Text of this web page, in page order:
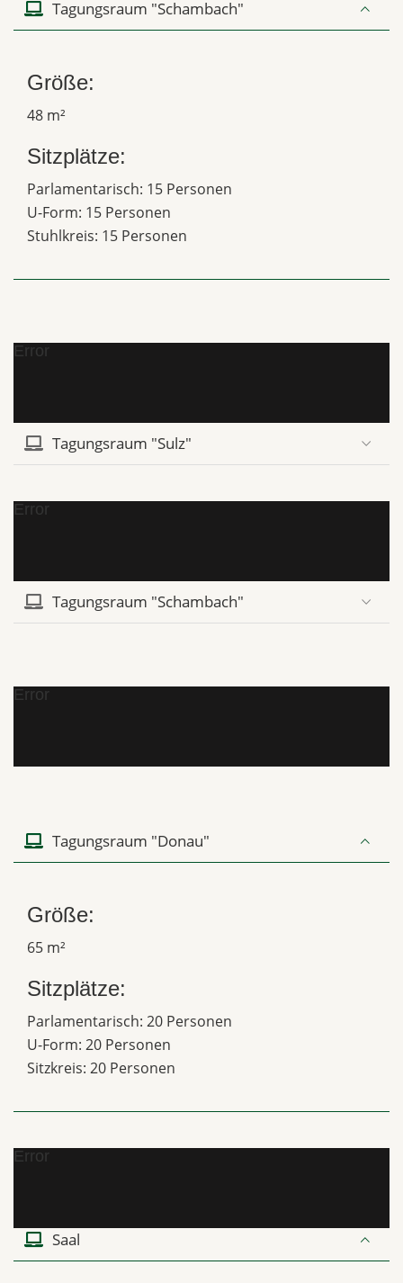
Tagungsraum "Schambach"
Größe:
48 m²
Sitzplätze:
Parlamentarisch: 15 Personen
U-Form: 15 Personen
Stuhlkreis: 15 Personen
Error
Tagungsraum "Sulz"
Error
Tagungsraum "Schambach"
Error
Tagungsraum "Donau"
Größe:
65 m²
Sitzplätze:
Parlamentarisch: 20 Personen
U-Form: 20 Personen
Sitzkreis: 20 Personen
Error
Saal